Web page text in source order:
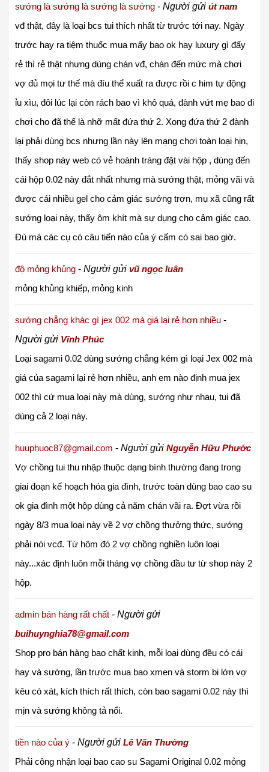
sướng là sướng là sướng là sướng - Người gửi út nam
vđ thật, đây là loại bcs tui thích nhất từ trước tới nay. Ngày
trước hay ra tiệm thuốc mua mấy bao ok hay luxury gì đấy
rẻ thì rẻ thật nhưng dùng chán vđ, chán đến mức mà chơi
vợ đủ mọi tư thế mà đíu thể xuất ra được rồi c him tự động
ỉu xìu, đôi lúc lại còn rách bao vì khô quá, đành vứt mẹ bao đi
chơi cho đã thế là nhỡ mất đứa thứ 2. Xong đứa thứ 2 đành
lại phải dùng bcs nhưng lần này lên mạng chơi toàn loại hịn,
thấy shop này web có vẻ hoành tráng đặt vài hộp , dùng đến
cái hộp 0.02 này đắt nhất nhưng mà sướng thật, mỏng vãi và
được cái nhiều gel cho cảm giác sướng trơn, mụ xã cũng rất
sướng loại này, thấy ôm khít mà sự dụng cho cảm giác cao.
Đù má các cụ có câu tiến nào của ý cấm có sai bao giờ.
độ mỏng khủng - Người gửi vũ ngọc luân
mỏng khủng khiếp, mỏng kinh
sướng chẳng khác gì jex 002 mà giá lại rẻ hơn nhiều -
Người gửi Vĩnh Phúc
Loại sagami 0.02 dùng sướng chẳng kém gì loại Jex 002 mà
giá của sagami lại rẻ hơn nhiều, anh em nào định mua jex
002 thì cứ mua loại này mà dùng, sướng như nhau, tui đã
dùng cả 2 loại này.
huuphuoc87@gmail.com - Người gửi Nguyễn Hữu Phước
Vợ chồng tui thu nhập thuộc dạng bình thường đang trong
giai đoạn kế hoạch hóa gia đình, trước toàn dùng bao cao su
ok gia đình một hộp dùng cả năm chán vãi ra. Đợt vừa rồi
ngày 8/3 mua loại này về 2 vợ chồng thưởng thức, sướng
phải nói vcđ. Từ hôm đó 2 vợ chồng nghiền luôn loại
này...xác định luôn mỗi tháng vợ chồng đầu tư từ shop này 2
hộp.
admin bán hàng rất chất - Người gửi
buihuynghia78@gmail.com
Shop pro bán hàng bao chất kinh, mỗi loại dùng đều có cái
hay và sướng, lần trước mua bao xmen và storm bi lớn vợ
kêu có xát, kích thích rất thích, còn bao sagami 0.02 này thì
mịn và sướng không tả nổi.
tiền nào của ý - Người gửi Lê Văn Thường
Phải công nhận loại bao cao su Sagami Original 0.02 mỏng